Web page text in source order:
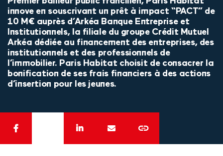
innove en souscrivant un prêt à impact “PACT” de
10 M€ auprès d’Arkéa Banque Entreprise et
Institutionnels, la filiale du groupe Crédit Mutuel
Arkéa dédiée au financement des entreprises, des
institutionnels et des professionnels de
l’immobilier. Paris Habitat choisit de consacrer la
bonification de ses frais financiers à des actions
d’insertion pour les jeunes.